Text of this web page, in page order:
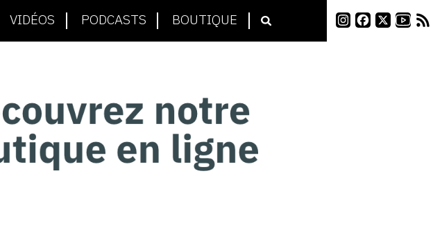
VIDÉOS PODCASTS BOUTIQUE